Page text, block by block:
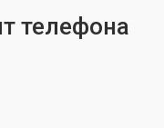
телефона